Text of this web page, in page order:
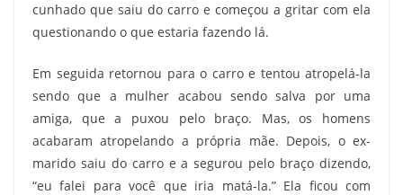
cunhado que saiu do carro e começou a gritar com ela
questionando o que estaria fazendo lá.
Em seguida retornou para o carro e tentou atropelá-la
sendo que a mulher acabou sendo salva por uma
amiga, que a puxou pelo braço. Mas, os homens
acabaram atropelando a própria mãe. Depois, o ex-
marido saiu do carro e a segurou pelo braço dizendo,
“eu falei para você que iria matá-la.” Ela ficou com